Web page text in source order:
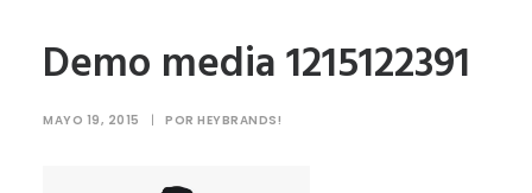
ESCRÍBENOS
Demo media 1215122391
MAYO 19, 2015 | POR HEYBRANDS!